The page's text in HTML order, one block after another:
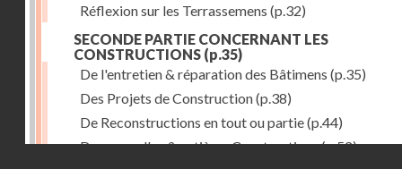
Réflexion sur les Terrassemens (p.32)
SECONDE PARTIE CONCERNANT LES
CONSTRUCTIONS (p.35)
De l'entretien & réparation des Bâtimens (p.35)
Des Projets de Construction(p.38)
De Reconstructions en tout ou partie(p.44)
Des nouvelles & entières Constructions(p.52)